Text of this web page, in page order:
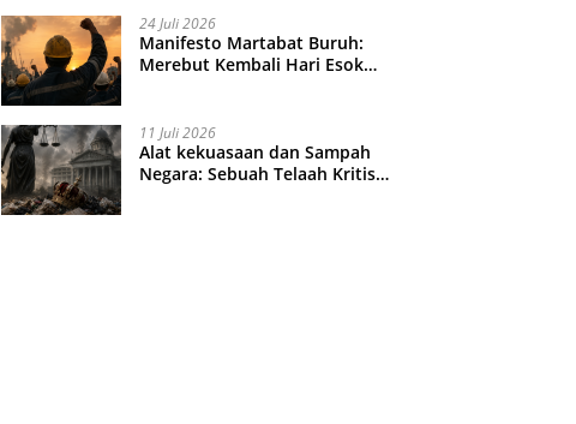
24 Juli 2026
Manifesto Martabat Buruh:
Merebut Kembali Hari Esok
11 Juli 2026
Alat kekuasaan dan Sampah
Negara: Sebuah Telaah Kritis